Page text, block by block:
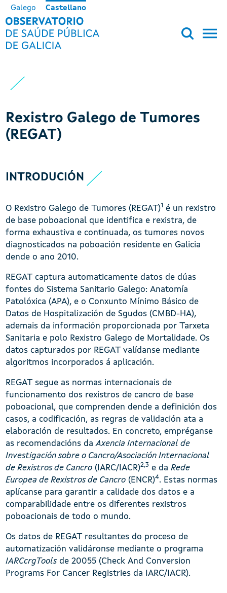
Pasar al contenido principal
Galego Castellano
OBSERVATORIO DE SALUD
Rexistro Galego de Tumores
(REGAT)
INTRODUCIÓN
O Rexistro Galego de Tumores (REGAT)1 é un rexistro
de base poboacional que identifica e rexistra, de
forma exhaustiva e continuada, os tumores novos
diagnosticados na poboación residente en Galicia
dende o ano 2010.
REGAT captura automaticamente datos de dúas
fontes do Sistema Sanitario Galego: Anatomía
Patolóxica (APA), e o Conxunto Mínimo Básico de
Datos de Hospitalización de Sgudos (CMBD-HA),
ademais da información proporcionada por Tarxeta
Sanitaria e polo Rexistro Galego de Mortalidade. Os
datos capturados por REGAT valídanse mediante
algoritmos incorporados á aplicación.
REGAT segue as normas internacionais de
funcionamento dos rexistros de cancro de base
poboacional, que comprenden dende a definición dos
casos, a codificación, as regras de validación ata a
elaboración de resultados. En concreto, empréganse
as recomendacións daAxencia Internacional de
Investigación sobre o Cancro/Asociación Internacional
de Rexistros de Cancro (IARC/IACR)2,3 e daRede
Europea de Rexistros de Cancro (ENCR)4. Estas normas
aplícanse para garantir a calidade dos datos e a
comparabilidade entre os diferentes rexistros
poboacionais de todo o mundo.
Os datos de REGAT resultantes do proceso de
automatización validáronse mediante o programa
IARCcrgToolsde 20055 (Check And Conversion
Programs For Cancer Registries da IARC/IACR).